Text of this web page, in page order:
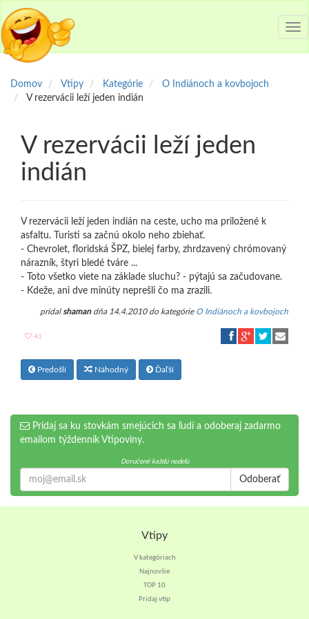
Domov Vtipy Kategórie
O Indiánoch a kovbojoch
V rezervácii leží jeden indián
V rezervácii leží jeden
indián
V rezervácii leží jeden indián na ceste, ucho ma priložené k
asfaltu. Turisti sa začnú okolo neho zbiehať.
- Chevrolet, floridská ŠPZ, bielej farby, zhrdzavený chrómovaný
nárazník, štyri bledé tváre ...
- Toto všetko viete na základe sluchu? - pýtajú sa začudovane.
- Kdeže, ani dve minúty neprešli čo ma zrazili.
pridal shamandňa 14.4.2010 do kategórie O Indiánoch a kovbojoch
41
Predošlí Náhodný Ďaľší
Pridaj sa ku stovkám smejúcich sa ľudí a odoberaj zadarmo
emailom týždenník Vtipoviny.
Doručené každú nedeľu
Odoberať
Vtipy
V kategóriach
Najnovšie
TOP 10
Pridaj vtip